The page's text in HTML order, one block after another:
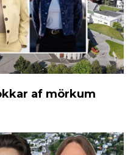
af mörkum